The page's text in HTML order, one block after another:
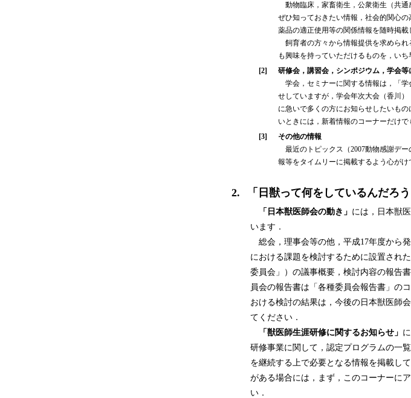
動物臨床，家畜衛生，公衆衛生（共
ぜひ知っておきたい情報，社会的関心
薬品の適正使用等の関係情報を随時掲載
飼育者の方々から情報提供を求められ
も興味を持っていただけるものを，い
[2]
研修会，講習会，シンポジウム，学会
学会，セミナーに関する情報は，「学
せしていますが，学会年次大会（香川
に急いで多くの方にお知らせしたいも
いときには，新着情報のコーナーだけで
[3]
その他の情報
最近のトピックス（2007動物感謝デ
報等をタイムリーに掲載するよう心がけ
2. 「日獣って何をしているんだろ
「日本獣医師会の動き」 には，日本獣
います．
総会，理事会等の他，平成17年度から
における課題を検討するために設置され
委員会」）の議事概要，検討内容の報告
員会の報告書は「各種委員会報告書」の
おける検討の結果は，今後の日本獣医師
てください．
「獣医師生涯研修に関するお知らせ」
研修事業に関して，認定プログラムの一
を継続する上で必要となる情報を掲載し
がある場合には，まず，このコーナーに
い．